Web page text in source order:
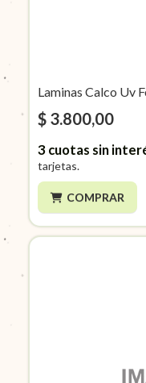
Laminas Calco Uv
$ 3.800,00
3cuotas sin
tarjetas.
COMPRAR